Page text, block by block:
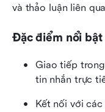
và thảo luận liên
Đặc điểm nổi bật
Giao tiếp
tin nhắn trực
Kết nối với